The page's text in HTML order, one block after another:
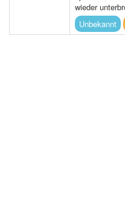
wieder
Unbekannt